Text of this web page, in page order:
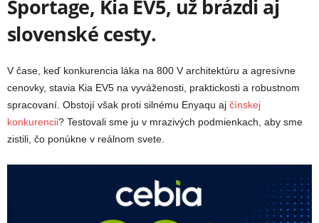
Sportage, Kia EV5, už brázdi aj
slovenské cesty.
V čase, keď konkurencia láka na 800 V architektúru a agresívne
cenovky, stavia Kia EV5 na vyváženosti, praktickosti a robustnom
spracovaní. Obstojí však proti silnému Enyaqu aj čínskej
konkurencii? Testovali sme ju v mrazivých podmienkach, aby sme
zistili, čo ponúkne v reálnom svete.